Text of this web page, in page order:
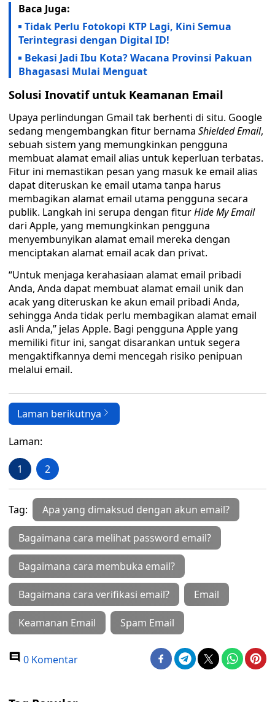
Baca Juga:
Tidak Perlu Fotokopi KTP Lagi, Kini Semua
Terintegrasi dengan Digital ID!
Bekasi Jadi Ibu Kota? Wacana Provinsi Pakuan
Bhagasasi Mulai Menguat
Solusi Inovatif untuk Keamanan Email
Upaya perlindungan Gmail tak berhenti di situ. Google
sedang mengembangkan fitur bernama Shielded Email,
sebuah sistem yang memungkinkan pengguna
membuat alamat email alias untuk keperluan terbatas.
Fitur ini memastikan pesan yang masuk ke email alias
dapat diteruskan ke email utama tanpa harus
membagikan alamat email utama pengguna secara
publik. Langkah ini serupa dengan fiturHide My Email
dari Apple, yang memungkinkan pengguna
menyembunyikan alamat email mereka dengan
menciptakan alamat email acak dan privat.
“Untuk menjaga kerahasiaan alamat email pribadi
Anda, Anda dapat membuat alamat email unik dan
acak yang diteruskan ke akun email pribadi Anda,
sehingga Anda tidak perlu membagikan alamat email
asli Anda,” jelas Apple. Bagi pengguna Apple yang
memiliki fitur ini, sangat disarankan untuk segera
mengaktifkannya demi mencegah risiko penipuan
melalui email.
Laman berikutnya
Laman:
1 2
Tag: Apa yang dimaksud dengan akun email?
Bagaimana cara melihat password email?
Bagaimana cara membuka email?
Bagaimana cara verifikasi email? Email
Keamanan Email Spam Email
0 Komentar